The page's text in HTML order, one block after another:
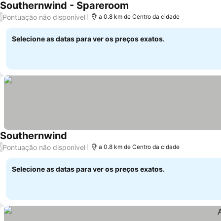
Southernwind - Spareroom
/Pontuação não disponível a 0.8 km de Centro da cidade
Selecione as datas para ver os preços exatos.
Southernwind Ver preços
/Pontuação não disponível a 0.8 km de Centro da cidade
Selecione as datas para ver os preços exatos.